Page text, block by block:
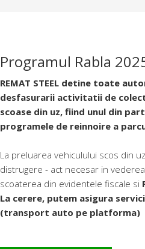
Programul Rabla
REMAT STEEL detine toate
desfasurarii activitatii de
scoase din uz, fiind unul din
programele de reinnoire a
La preluarea vehiculului scos din
distrugere - act necesar in
scoaterea din evidentele fiscale si
La cerere, putem asigura
(transport auto pe platforma)